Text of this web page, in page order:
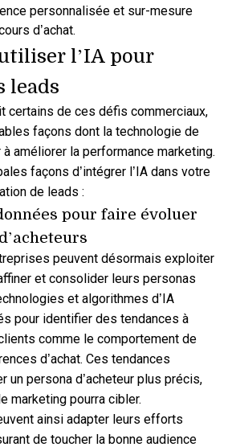
personnalisée et sur-mesure
d’achat.
l’IA pour
leads
certains de ces défis commerciaux,
façons dont la technologie de
à améliorer la performance marketing.
façons d’intégrer l’IA dans votre
de leads :
pour faire évoluer
peuvent désormais exploiter
et consolider leurs personas
et algorithmes d’IA
pour identifier des tendances à
comme le comportement de
d’achat. Ces tendances
un persona d’acheteur plus précis,
marketing pourra cibler.
ainsi adapter leurs efforts
de toucher la bonne audience